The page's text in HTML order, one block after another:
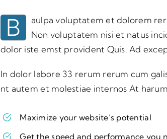
B
aulpa voluptatem et dolorem
Non voluptatem nisi et natus
dolor iste emst provident Quis. Ad
In dolor labore 33 rerum rerum cum
nt autem et molestiae internos At
Maximize your website’s potential
Get the speed and performance you